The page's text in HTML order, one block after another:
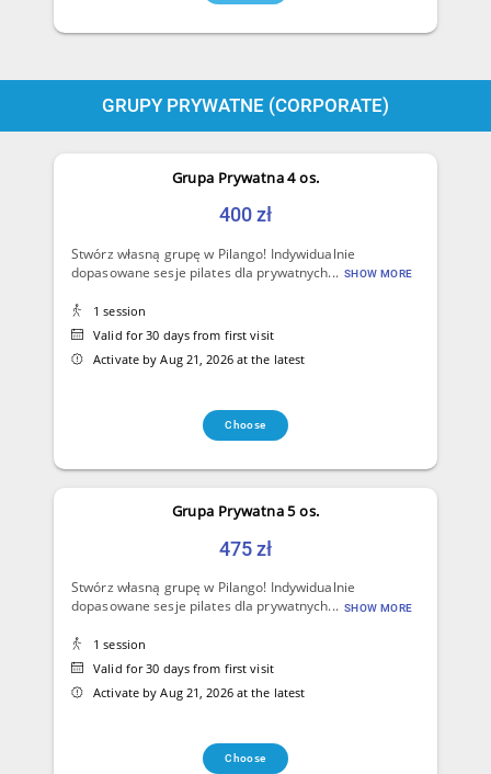
GRUPY PRYWATNE (CORPORATE)
Grupa Prywatna 4 os.
400 zł
Stwórz własną grupę w Pilango! Indywidualnie
dopasowane sesje pilates dla prywatnych... SHOW MORE
1 session
Valid for 30 days from first visit
Activate by Aug 21, 2026 at the latest
Choose
Grupa Prywatna 5 os.
475 zł
Stwórz własną grupę w Pilango! Indywidualnie
dopasowane sesje pilates dla prywatnych... SHOW MORE
1 session
Valid for 30 days from first visit
Activate by Aug 21, 2026 at the latest
Choose